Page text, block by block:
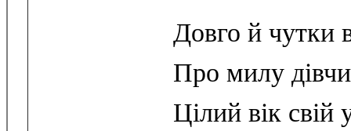
Довго й чутки
Про милу
Цілий вік свій